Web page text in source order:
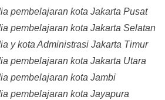
pembelajaran kota Jakarta Pusat
pembelajaran kota Jakarta Selatan
y kota Administrasi Jakarta Timur
pembelajaran kota Jakarta Utara
pembelajaran kota Jambi
pembelajaran kota Jayapura